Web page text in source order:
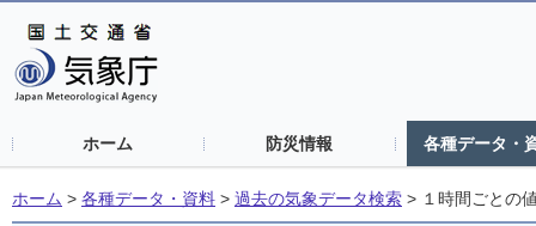
ホーム 防災情報 各種データ・
ホーム > 各種データ・資料 > 過去の気象データ検索 > １時間ごとの